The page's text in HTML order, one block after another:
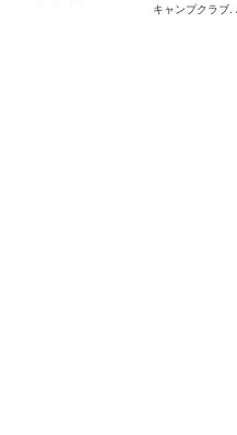
キャンプクラブ.